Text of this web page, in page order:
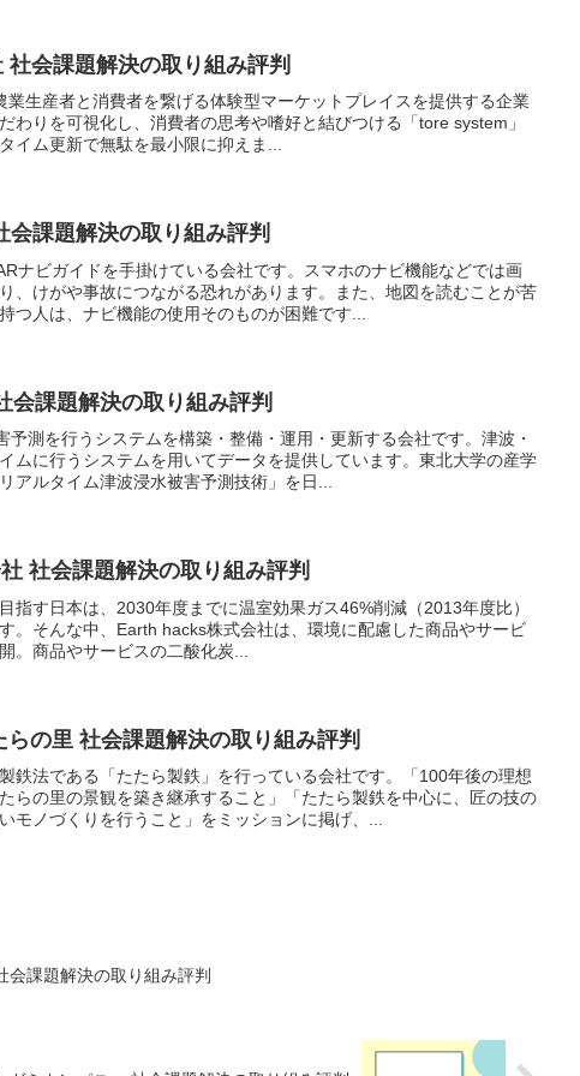
会課題解決の取り組み評判
業生産者と消費者を繋げる体験型マーケットプレイスを提供する企業
わりを可視化し、消費者の思考や嗜好と結びつける「tore system」
イム更新で無駄を最小限に抑えま...
会課題解決の取り組み評判
ナビガイドを手掛けている会社です。スマホのナビ機能などでは画
、けがや事故につながる恐れがあります。また、地図を読むことが苦
つ人は、ナビ機能の使用そのものが困難です...
会課題解決の取り組み評判
予測を行うシステムを構築・整備・運用・更新する会社です。津波・
ムに行うシステムを用いてデータを提供しています。東北大学の産学
アルタイム津波浸水被害予測技術」を日...
社会課題解決の取り組み評判
指す日本は、2030年度までに温室効果ガス46%削減（2013年度比）
。そんな中、Earth hacks株式会社は、環境に配慮した商品やサービ
。商品やサービスの二酸化炭...
の里 社会課題解決の取り組み評判
鉄法である「たたら製鉄」を行っている会社です。「100年後の理想
らの里の景観を築き継承すること」「たたら製鉄を中心に、匠の技の
モノづくりを行うこと」をミッションに掲げ、...
課題解決の取り組み評判